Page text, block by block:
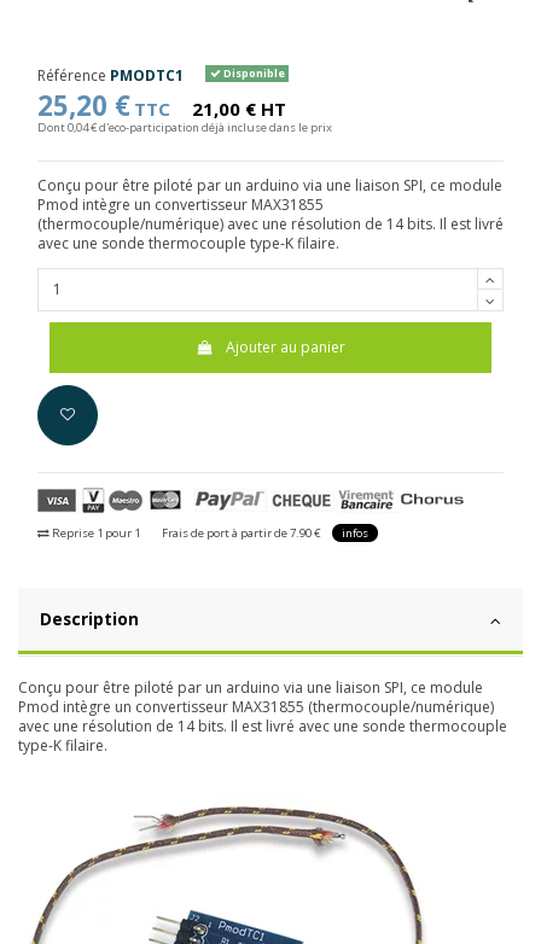
Référence PMODTC1 Disponible
25,20 € TTC 21,00 € HT
Dont 0,04 € d'eco-participation déjà incluse dans le prix
Conçu pour être piloté par un arduino via une liaison SPI, ce module
Pmod intègre un convertisseur MAX31855
(thermocouple/numérique) avec une résolution de 14 bits. Il est livré
avec une sonde thermocouple type-K filaire.
Ajouter au panier
Reprise 1 pour 1 Frais de port à partir de 7.90 € infos
Description
Conçu pour être piloté par un arduino via une liaison SPI, ce module
Pmod intègre un convertisseur MAX31855 (thermocouple/numérique)
avec une résolution de 14 bits. Il est livré avec une sonde thermocouple
type-K filaire.